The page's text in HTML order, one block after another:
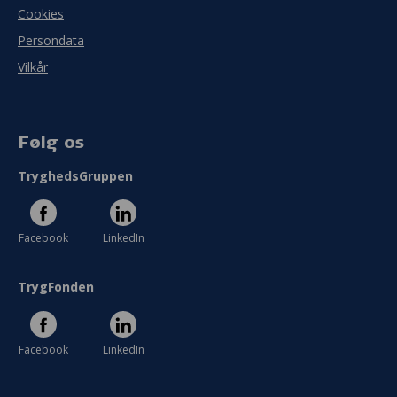
Cookies
Persondata
Vilkår
Følg os
TryghedsGruppen
Facebook LinkedIn
TrygFonden
Facebook LinkedIn